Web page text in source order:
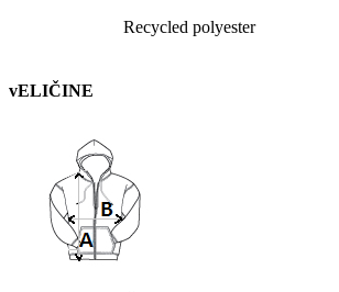
Recycled polyester
vELIČINE